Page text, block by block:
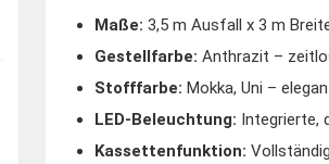
Maße: 3,5 m Ausfall x 3 m
Gestellfarbe: Anthrazit –
Stofffarbe: Mokka, Uni –
LED-Beleuchtung: Integrierte,
Kassettenfunktion: